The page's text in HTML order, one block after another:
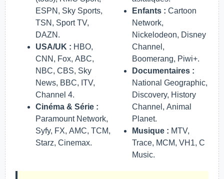
ESPN, Sky Sports,
TSN, Sport TV,
DAZN.
USA/UK : HBO,
CNN, Fox, ABC,
NBC, CBS, Sky
News, BBC, ITV,
Channel 4.
Cinéma & Série :
Paramount Network,
Syfy, FX, AMC, TCM,
Starz, Cinemax.
Enfants : Cartoon
Network,
Nickelodeon, Disney
Channel,
Boomerang, Piwi+.
Documentaires :
National Geographic,
Discovery, History
Channel, Animal
Planet.
Musique : MTV,
Trace, MCM, VH1, C
Music.